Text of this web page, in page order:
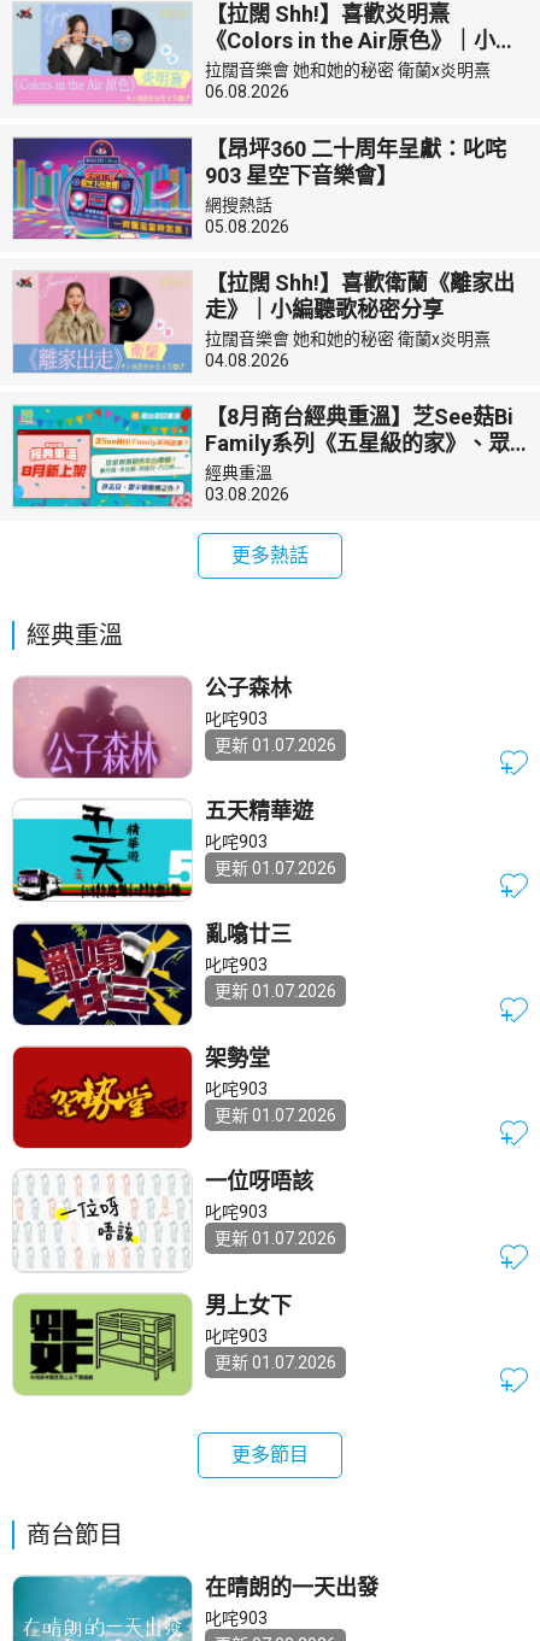
【拉闊 Shh!】喜歡炎明熹
《Colors in the Air原色》｜小編
聽歌秘密分享
拉闊音樂會 她和她的秘密 衛蘭x炎明熹
06.08.2026
【昂坪360 二十周年呈獻：叱咤
903 星空下音樂會】
網搜熱話
05.08.2026
【拉闊 Shh!】喜歡衛蘭《離家出
走》｜小編聽歌秘密分享
拉闊音樂會 她和她的秘密 衛蘭x炎明熹
04.08.2026
【8月商台經典重溫】芝See菇Bi
Family系列《五星級的家》、眾
星撐場那些年台慶劇《你我他的
生日故事》、雷宇揚、許志安
目回歸！
經典重溫
03.08.2026
更多熱話
經典重溫
公子森林
叱咤903
更新 01.07.2026
五天精華遊
叱咤903
更新 01.07.2026
亂噏廿三
叱咤903
更新 01.07.2026
架勢堂
叱咤903
更新 01.07.2026
一位呀唔該
叱咤903
更新 01.07.2026
男上女下
叱咤903
更新 01.07.2026
更多節目
商台節目
在晴朗的一天出發
叱咤903